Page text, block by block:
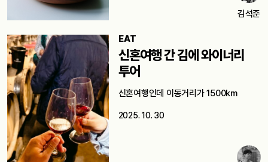
김석준
EAT
신혼여행 간 김에 와이너리
투어
신혼여행인데 이동거리가 1500km
2025. 10. 30